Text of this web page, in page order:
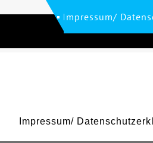
Impressum/
Impressum/